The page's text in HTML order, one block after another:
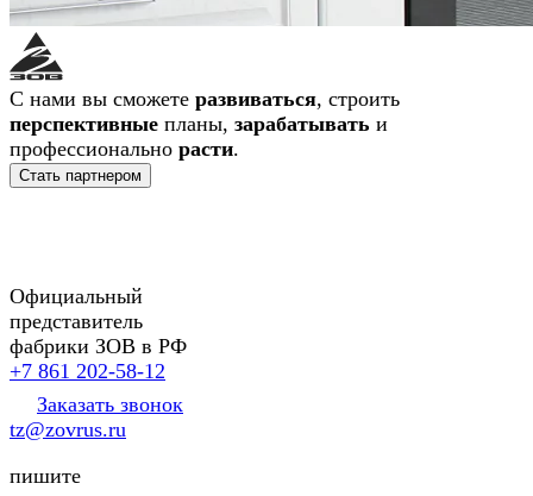
С нами вы сможете развиваться, строить
перспективные планы, зарабатывать и
профессионально расти.
Стать партнером
Официальный
представитель
фабрики ЗОВ в РФ
+7 861 202-58-12
Заказать звонок
tz@zovrus.ru
пишите